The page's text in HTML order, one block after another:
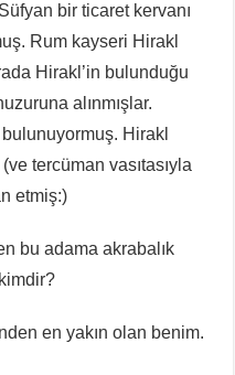
bir ticaret kervanı
Rum kayseri Hirakl
Hirakl’in bulunduğu
alınmışlar.
bulunuyormuş. Hirakl
(ve tercüman vasıtasıyla
etmiş:)
bu adama akrabalık
en yakın olan benim.